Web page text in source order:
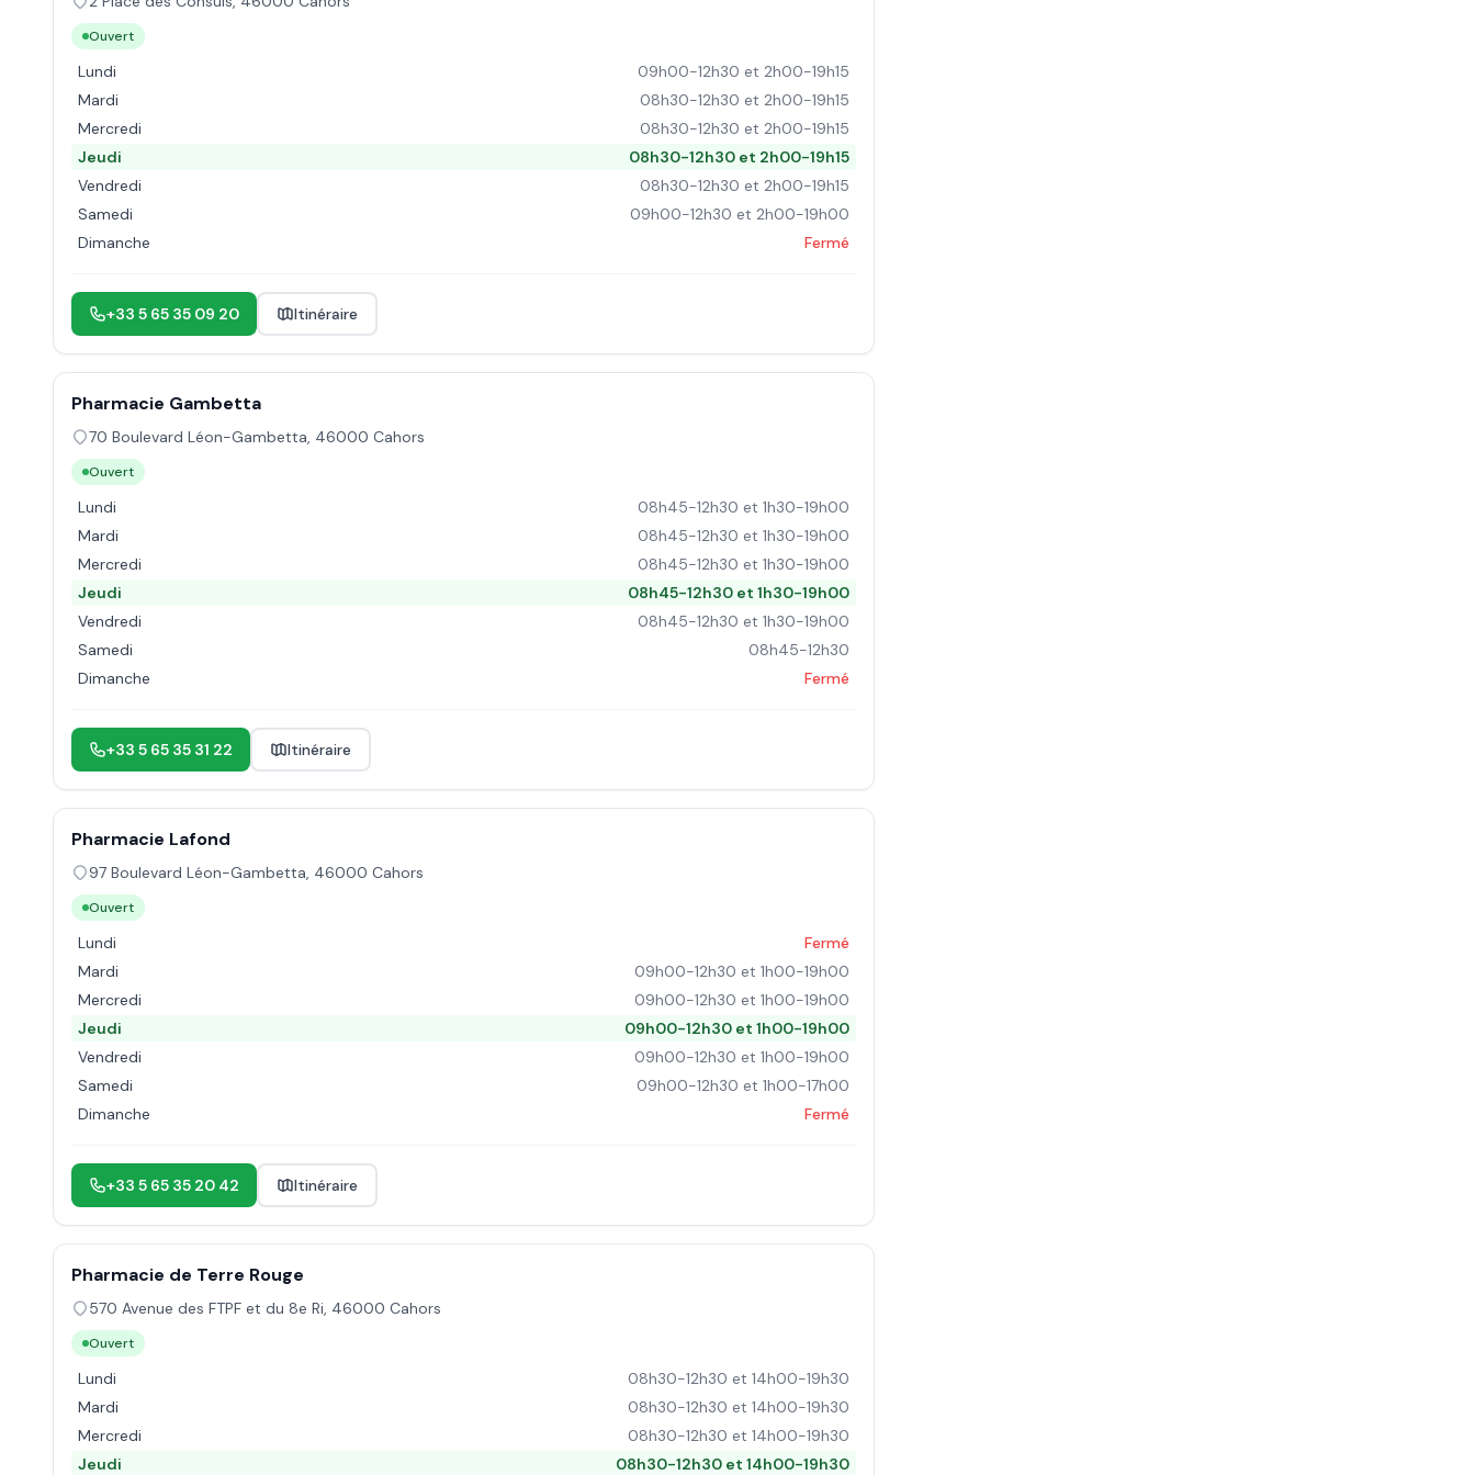
Ouvert
Lundi
09h00-12h30 et 2h00-19h15
Mardi
08h30-12h30 et 2h00-19h15
Mercredi
08h30-12h30 et 2h00-19h15
Jeudi
08h30-12h30 et 2h00-19h15
Vendredi
08h30-12h30 et 2h00-19h15
Samedi
09h00-12h30 et 2h00-19h00
Dimanche
Fermé
+33 5 65 35 09 20 Itinéraire
Pharmacie Gambetta
70 Boulevard Léon-Gambetta, 46000 Cahors
Ouvert
Lundi
08h45-12h30 et 1h30-19h00
Mardi
08h45-12h30 et 1h30-19h00
Mercredi
08h45-12h30 et 1h30-19h00
Jeudi
08h45-12h30 et 1h30-19h00
Vendredi
08h45-12h30 et 1h30-19h00
Samedi
08h45-12h30
Dimanche
Fermé
+33 5 65 35 31 22 Itinéraire
Pharmacie Lafond
97 Boulevard Léon-Gambetta, 46000 Cahors
Ouvert
Lundi
Fermé
Mardi
09h00-12h30 et 1h00-19h00
Mercredi
09h00-12h30 et 1h00-19h00
Jeudi
09h00-12h30 et 1h00-19h00
Vendredi
09h00-12h30 et 1h00-19h00
Samedi
09h00-12h30 et 1h00-17h00
Dimanche
Fermé
+33 5 65 35 20 42 Itinéraire
Pharmacie de Terre Rouge
570 Avenue des FTPF et du 8e Ri, 46000 Cahors
Ouvert
Lundi
08h30-12h30 et 14h00-19h30
Mardi
08h30-12h30 et 14h00-19h30
Mercredi
08h30-12h30 et 14h00-19h30
Jeudi
08h30-12h30 et 14h00-19h30